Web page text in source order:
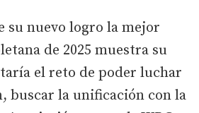
su nuevo logro la mejor
de 2025 muestra su
el reto de poder luchar
buscar la unificación con la